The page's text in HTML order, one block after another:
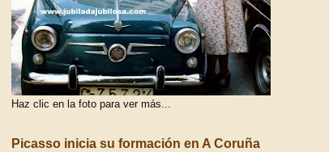
Haz clic en la foto para ver más...
Picasso inicia su formación en A Coruña